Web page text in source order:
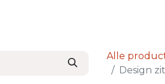
Alle
Design